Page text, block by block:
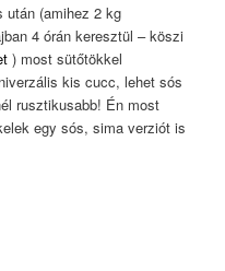
után (amihez 2 kg
4 órán keresztül – köszi
) most sütőtökkel
kis cucc, lehet sós
rusztikusabb! Én most
egy sós, sima verziót is